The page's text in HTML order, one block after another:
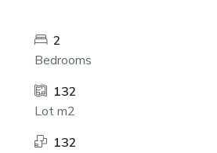
2
Bedrooms
132
Lot m2
132